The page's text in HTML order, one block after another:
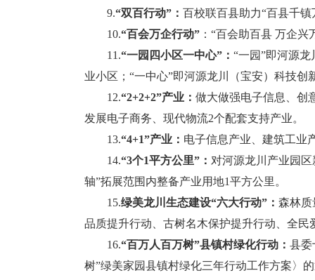
9.“双百行动”： 百校联百县助力“百县千
10.“百会万企行动” ：“百会助百县 万企
11.“一园四小区一中心”： “一园”即河源
业小区；“一中心”即河源龙川（宝安）科技创
12.“2+2+2”产业： 做大做强电子信息、创
发展电子商务、现代物流2个配套支持产业。
13.“4+1”产业： 电子信息产业、建筑工业
14.“3个1平方公里”： 对河源龙川产业园
轴”拓展范围内整备产业用地1平方公里。
15.绿美龙川生态建设“六大行动”： 森林质
品质提升行动、古树名木保护提升行动、全民
16.“百万人百万树”县镇村绿化行动： 县委
树”绿美家园县镇村绿化三年行动工作方案〉